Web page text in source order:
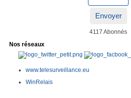
Envoyer
4117 Abonnés
Nos réseaux
www.telesurveillance.eu
WinRelais